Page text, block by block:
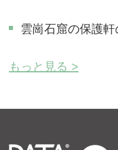
雲崗石窟の保護
もっと見る >